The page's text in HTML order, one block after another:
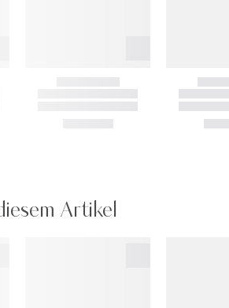
Artikel